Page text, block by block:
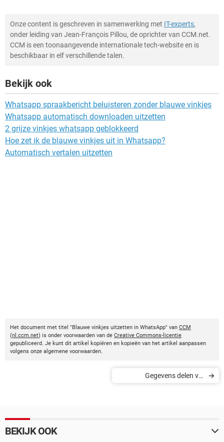
Onze content is geschreven in samenwerking met IT-experts,
onder leiding van Jean-François Pillou, de oprichter van CCM.net.
CCM is een toonaangevende internationale tech-website en is
beschikbaar in elf verschillende talen.
Bekijk ook
Whatsapp spraakbericht beluisteren zonder blauwe vinkjes
Whatsapp automatisch downloaden uitzetten
2 grijze vinkjes whatsapp geblokkeerd
Hoe zet ik de blauwe vinkjes uit in Whatsapp?
Automatisch vertalen uitzetten
Het document met titel "Blauwe vinkjes uitzetten in WhatsApp" van CCM
(nl.ccm.net) is onder voorwaarden van de Creative Commons-licentie
gepubliceerd. Je kunt dit artikel kopiëren en kopieën van het artikel aanpassen
volgens onze algemene voorwaarden.
Gegevens delen via
BEKIJK OOK